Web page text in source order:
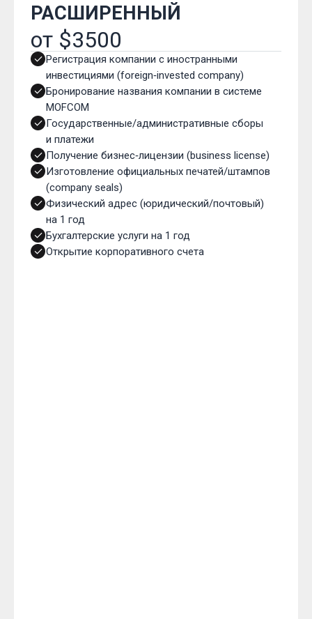
РАСШИРЕННЫЙ
от $3500
Регистрация компании с иностранными
инвестициями (foreign‑invested company)
Бронирование названия компании в системе
MOFCOM
Государственные/административные сборы
и платежи
Получение бизнес‑лицензии (business license)
Изготовление официальных печатей/штампов
(company seals)
Физический адрес (юридический/почтовый)
на 1 год
Бухгалтерские услуги на 1 год
Открытие корпоративного счета